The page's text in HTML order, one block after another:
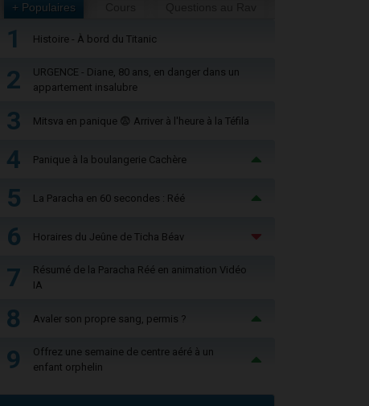
+ Populaires
1 Histoire - À bord du Titanic
2
URGENCE - Diane, 80 ans, en danger dans un
appartement insalubre
3 Mitsva en panique 😨 Arriver à l'heure à la Téfila
4 Panique à la boulangerie Cachère
5 La Paracha en 60 secondes : Réé
6 Horaires du Jeûne de Ticha Béav
7
Résumé de la Paracha Réé en animation Vidéo
IA
8 Avaler son propre sang, permis ?
9
Offrez une semaine de centre aéré à un
enfant orphelin